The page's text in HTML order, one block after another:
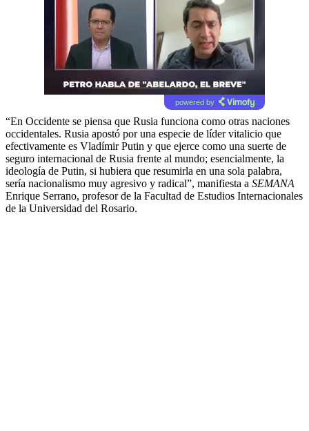
powered by
“En Occidente se piensa que Rusia funciona como otras naciones
occidentales. Rusia apostó por una especie de líder vitalicio que
efectivamente es Vladímir Putin y que ejerce como una suerte de
seguro internacional de Rusia frente al mundo; esencialmente, la
ideología de Putin, si hubiera que resumirla en una sola palabra,
sería nacionalismo muy agresivo y radical”, manifiesta a SEMANA
Enrique Serrano, profesor de la Facultad de Estudios Internacionales
de la Universidad del Rosario.